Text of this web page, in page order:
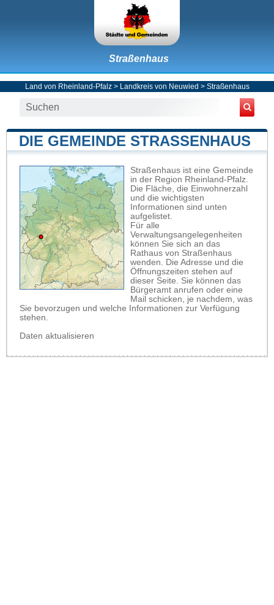
Straßenhaus
Land von Rheinland-Pfalz> Landkreis von Neuwied > Straßenhaus
DIE GEMEINDE STRASSENHAUS
Straßenhaus ist eine Gemeinde
in der Region Rheinland-Pfalz.
Die Fläche, die Einwohnerzahl
und die wichtigsten
Informationen sind unten
aufgelistet.
Für alle
Verwaltungsangelegenheiten
können Sie sich an das
Rathaus von Straßenhaus
wenden. Die Adresse und die
Öffnungszeiten stehen auf
dieser Seite. Sie können das
Bürgeramt anrufen oder eine
Mail schicken, je nachdem, was
Sie bevorzugen und welche Informationen zur Verfügung
stehen.
Daten aktualisieren